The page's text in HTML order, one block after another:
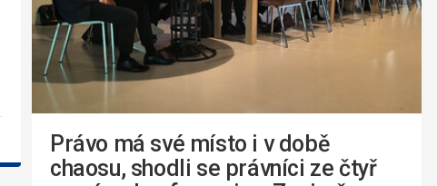
Právo má své místo i v době
chaosu, shodli se právníci ze čtyř